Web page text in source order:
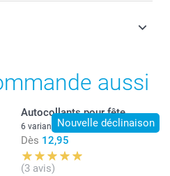
aussi
Nouvelle déclinaison
Autocollants pour fête
6 variantes
Dès 12,95
(3 avis)